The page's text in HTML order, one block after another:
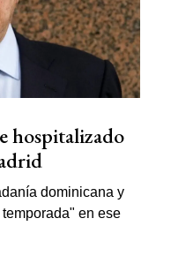
hospitalizado